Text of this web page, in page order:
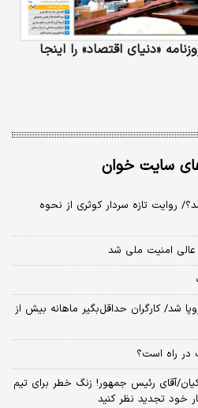
«دنیای‌ اقتصاد» را اینجا
سایت خوان
روایت تازه سردار کوثری از نحوه
امنیت ملی شد
شد/ کارگران حداقل‌بگیر ماهانه بیش از
در راه است؟
آقای رئیس جمهور! زنگ خطر برای تیم
خود تجدید نظر کنید